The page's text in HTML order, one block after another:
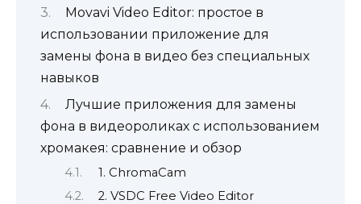
Movavi Video Editor: простое в
использовании приложение для
замены фона в видео без специальных
навыков
Лучшие приложения для замены
фона в видеороликах с использованием
хромакея: сравнение и обзор
1. ChromaCam
2. VSDC Free Video Editor